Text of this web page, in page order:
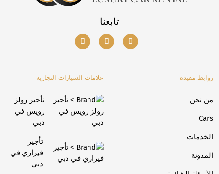
تابعنا
روابط مفيدة
من نحن
Cars
الخدمات
المدونة
علامات السيارات التجارية
تأجير رولز
رويس في
دبي
تأجير
فيراري في
دبي